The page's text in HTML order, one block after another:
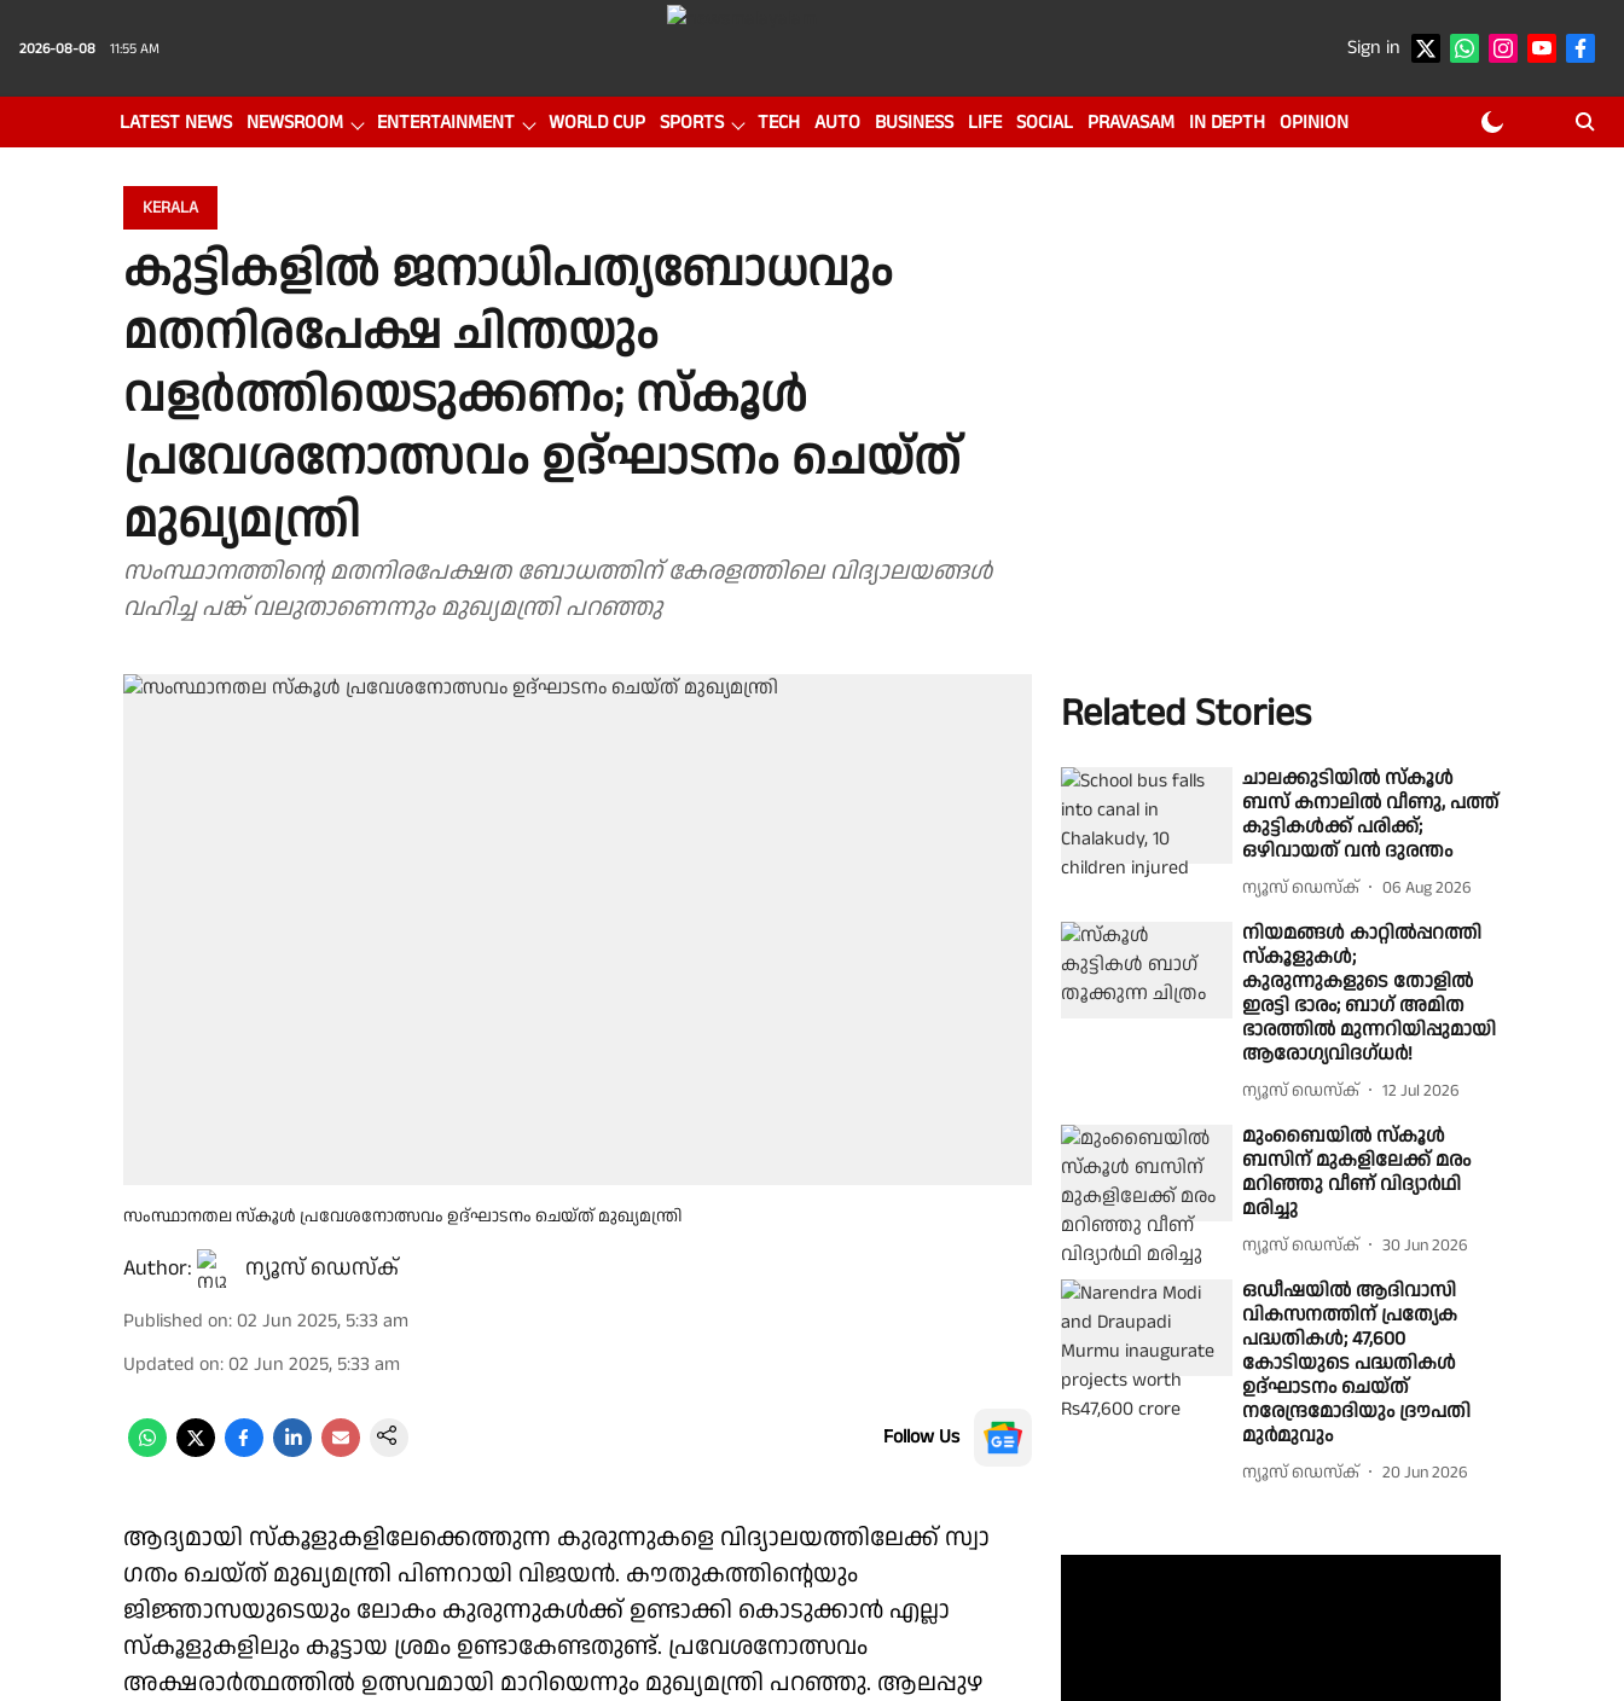
2026-08-08 11:55 AM Sign in
LATEST NEWS NEWSROOM ENTERTAINMENT WORLD CUP SPORTS TECH AUTO BUSINESS LIFE SOCIAL PRAVASAM IN DEPTH OPINION
KERALA
കുട്ടികളിൽ ജനാധിപത്യബോധവും
മതനിരപേക്ഷ ചിന്തയും
വളർത്തിയെടുക്കണം; സ്കൂൾ
പ്രവേശനോത്സവം ഉദ്ഘാടനം ചെയ്ത്
മുഖ്യമന്ത്രി
സംസ്ഥാനത്തിന്റെ മതനിരപേക്ഷത ബോധത്തിന് കേരളത്തിലെ വിദ്യാലയങ്ങൾ
വഹിച്ച പങ്ക് വലുതാണെന്നും മുഖ്യമന്ത്രി പറഞ്ഞു
സംസ്ഥാനതല സ്കൂൾ പ്രവേശനോത്സവം ഉദ്ഘാടനം ചെയ്ത് മുഖ്യമന്ത്രി
Author: ന്യൂസ് ഡെസ്ക്
Published on: 02 Jun 2025, 5:33 am
Updated on: 02 Jun 2025, 5:33 am
Follow Us
ആദ്യമായി സ്കൂളുകളിലേക്കെത്തുന്ന കുരുന്നുകളെ വിദ്യാലയത്തിലേക്ക് സ്വാ​
ഗതം ചെയ്ത് മുഖ്യമന്ത്രി പിണറായി വിജയൻ. കൗതുകത്തിൻ്റെയും
ജിജ്ഞാസയുടെയും ലോകം കുരുന്നുകൾക്ക് ഉണ്ടാക്കി കൊടുക്കാൻ എല്ലാ
സ്കൂളുകളിലും കൂട്ടായ ശ്രമം ഉണ്ടാകേണ്ടതുണ്ട്. പ്രവേശനോത്സവം
അക്ഷരാർത്ഥത്തിൽ ഉത്സവമായി മാറിയെന്നും മുഖ്യമന്ത്രി പറഞ്ഞു. ആലപ്പുഴ
Related Stories
ചാലക്കുടിയിൽ സ്കൂൾ
ബസ് കനാലിൽ വീണു, പത്ത്
കുട്ടികൾക്ക് പരിക്ക്;
ഒഴിവായത് വൻ ദുരന്തം
ന്യൂസ് ഡെസ്ക് 06 Aug 2026
നിയമങ്ങൾ കാറ്റിൽപ്പറത്തി
സ്കൂളുകൾ;
കുരുന്നുകളുടെ തോളിൽ
ഇരട്ടി ഭാരം; ബാഗ് അമിത
ഭാരത്തിൽ മുന്നറിയിപ്പുമായി
ആരോഗ്യവിദഗ്ധർ!
ന്യൂസ് ഡെസ്ക് 12 Jul 2026
മുംബൈയിൽ സ്കൂൾ
ബസിന് മുകളിലേക്ക് മരം
മറിഞ്ഞു വീണ് വിദ്യാർഥി
മരിച്ചു
ന്യൂസ് ഡെസ്ക് 30 Jun 2026
ഒഡീഷയിൽ ആദിവാസി
വികസനത്തിന് പ്രത്യേക
പദ്ധതികൾ; 47,600
കോടിയുടെ പദ്ധതികൾ
ഉദ്ഘാടനം ചെയ്ത്
നരേന്ദ്രമോദിയും ദ്രൗപതി
മുർമുവും
ന്യൂസ് ഡെസ്ക് 20 Jun 2026